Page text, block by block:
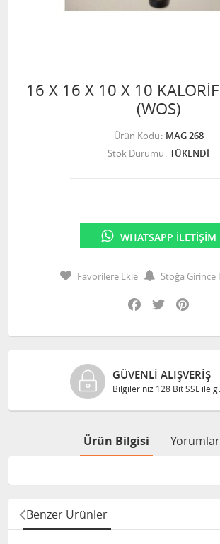
16 X 16 X 10 X 10
(WOS)
Ürün Kodu MAG 268
Stok Durumu TÜKENDİ
WHATSAPP İLETIŞIM
Favorilere Ekle
Stoğa Girince
Facebook
Twitter
GÜVENLI ALIŞVERIŞ
Bilgileriniz 128 Bit SSL ile
Ürün Bilgisi Yorumlar
Benzer Ürünler